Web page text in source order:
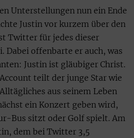
Unterstellungen nun ein Ende
Justin vor kurzem über den
Twitter für jedes dieser
Dabei offenbarte er auch, was
Justin ist gläubiger Christ.
teilt der junge Star wie
aus seinem Leben
ein Konzert geben wird,
Bus sitzt oder Golf spielt. Am
dem bei Twitter 3,5